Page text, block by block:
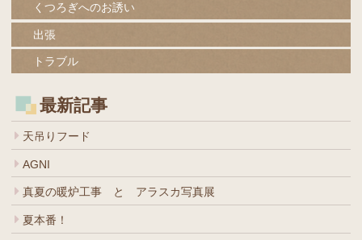
くつろぎへのお誘い
出張
トラブル
最新記事
天吊りフード
AGNI
真夏の暖炉工事 と アラスカ写真展
夏本番！